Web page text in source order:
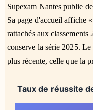
Supexam Nantes publie
Sa page d'accueil affiche
rattachés aux
conserve la série 2025.
plus récente, celle que la
Taux de réussite